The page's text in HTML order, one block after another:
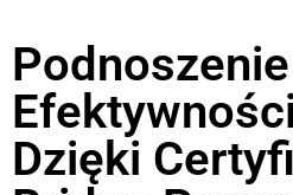
Podnoszenie
Dzięki